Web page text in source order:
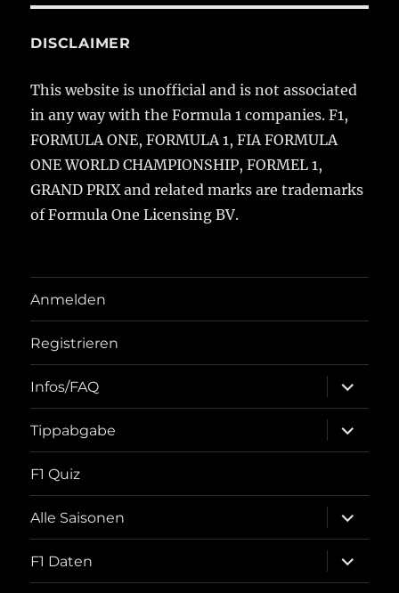
DISCLAIMER
This website is unofficial and is not associated
in any way with the Formula 1 companies. F1,
FORMULA ONE, FORMULA 1, FIA FORMULA
ONE WORLD CHAMPIONSHIP, FORMEL 1,
GRAND PRIX and related marks are trademarks
of Formula One Licensing BV.
Anmelden
Registrieren
Infos/FAQ
öffnen
Tippabgabe
öffnen
F1 Quiz
Alle Saisonen
öffnen
F1 Daten
öffnen